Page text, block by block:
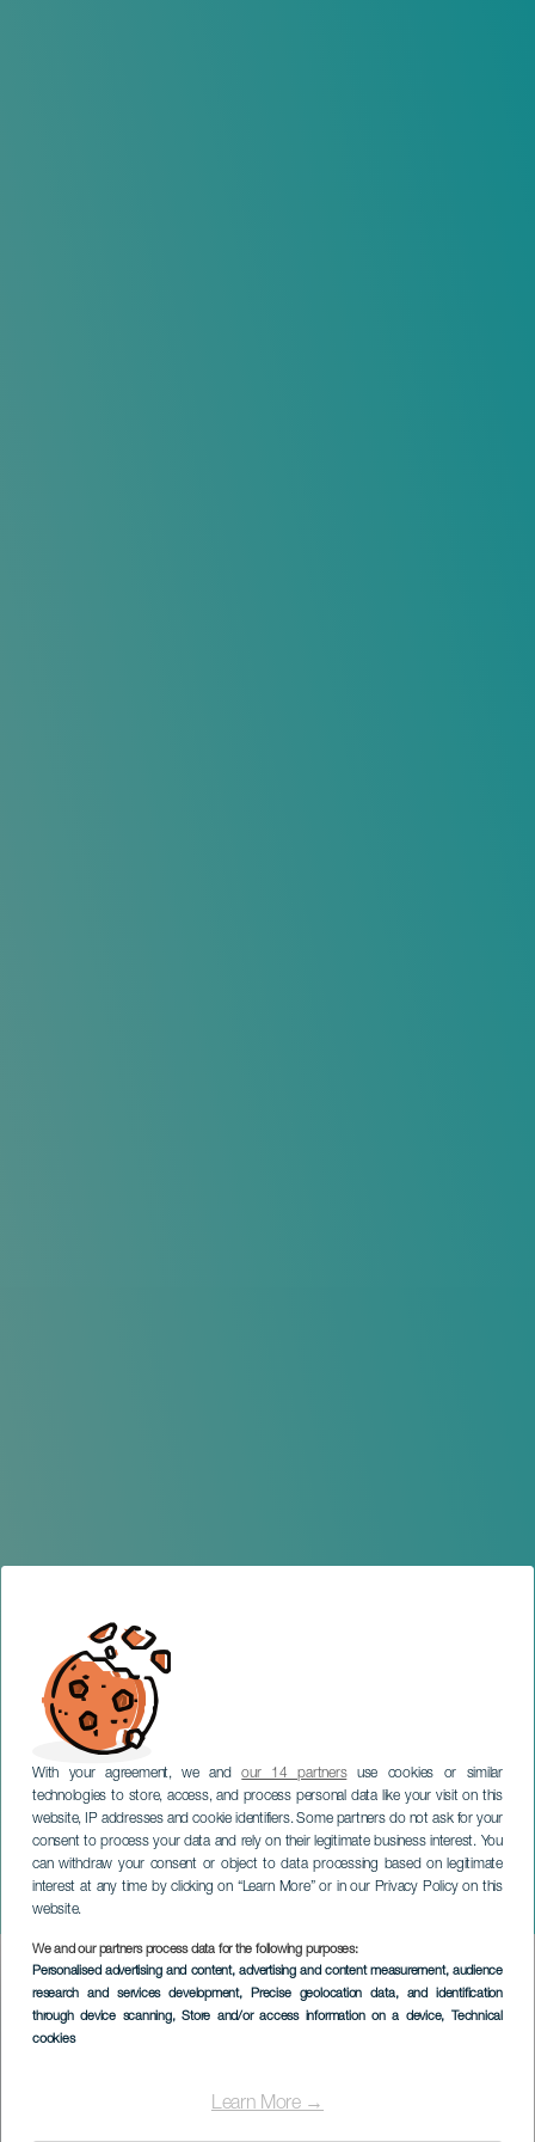
With your agreement, we andour 14 partnersuse cookies or similar
technologies to store, access, and process personal data like your visit on this
website, IP addresses and cookie identifiers. Some partners do not ask for your
consent to process your data and rely on their legitimate business interest. You
can withdraw your consent or object to data processing based on legitimate
interest at any time by clicking on “Learn More” or in our Privacy Policy on this
website.
We and our partners process data for the following purposes:
Personalised advertising and content, advertising and content measurement, audience
research and services development, Precise geolocation data, and identification
through device scanning, Store and/or access information on a device, Technical
cookies
Learn More →
Moederdagmarkt
GRAN CANARIA
Imagen
Listado